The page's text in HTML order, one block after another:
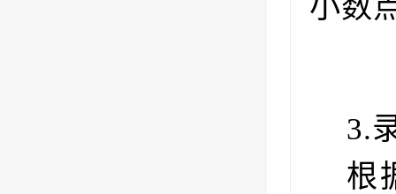
小数
3.
根